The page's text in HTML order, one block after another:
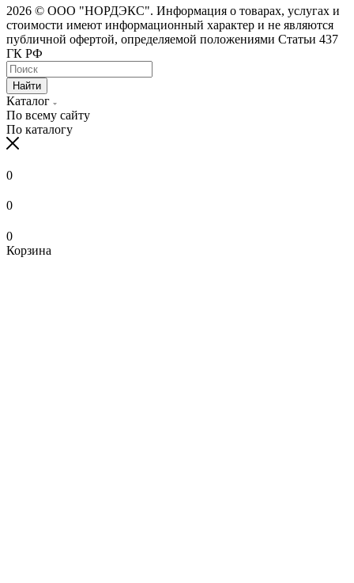
2026 © ООО "НОРДЭКС". Информация о товарах, услугах и
стоимости имеют информационный характер и не являются
публичной офертой, определяемой положениями Статьи 437
ГК РФ
Найти
Каталог
По всему сайту
По каталогу
0
0
0
Корзина